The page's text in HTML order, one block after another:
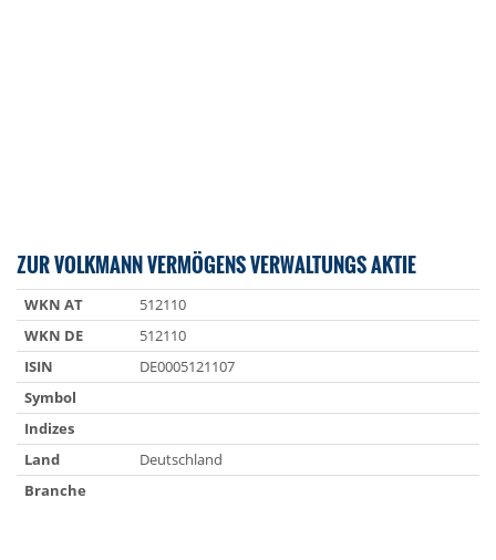
ZUR VOLKMANN VERMÖGENS VERWALTUNGS AKTIE
WKN AT
512110
WKN DE
512110
ISIN
DE0005121107
Symbol
Indizes
Land
Deutschland
Branche